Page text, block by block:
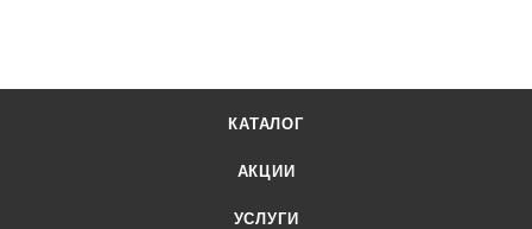
КАТАЛОГ
АКЦИИ
УСЛУГИ